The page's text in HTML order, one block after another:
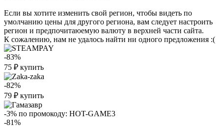
Если вы хотите изменить свой регион, чтобы видеть по
умолчанию цены для другого региона, вам следует настроить
регион и предпочитаюемую валюту в верхней части сайта.
К сожалению, нам не удалось найти ни одного предложения :(
-83%
75 ₽ купить
-82%
79 ₽ купить
-3% по промокоду: HOT-GAME3
-81%